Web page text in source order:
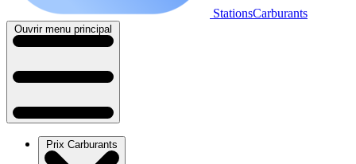
StationsCarburants
Ouvrir menu principal
Prix Carburants